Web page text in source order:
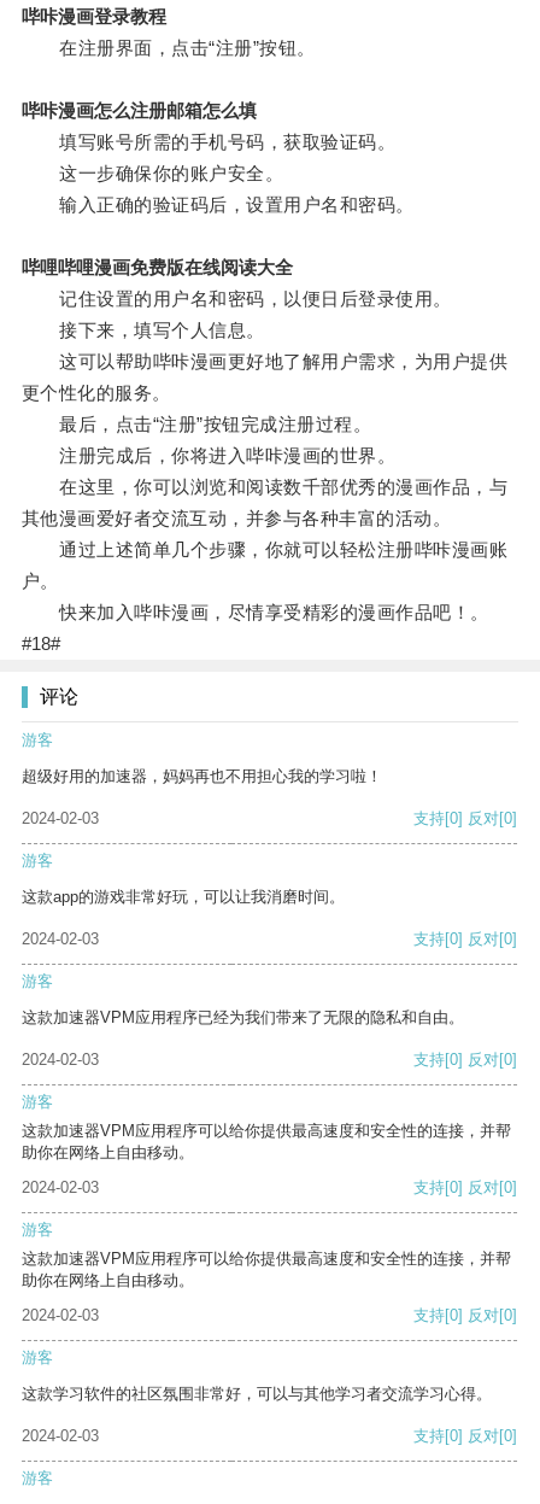
哔咔漫画登录教程
在注册界面，点击“注册”按钮。
哔咔漫画怎么注册邮箱怎么填
填写账号所需的手机号码，获取验证码。
这一步确保你的账户安全。
输入正确的验证码后，设置用户名和密码。
哔哩哔哩漫画免费版在线阅读大全
记住设置的用户名和密码，以便日后登录使用。
接下来，填写个人信息。
这可以帮助哔咔漫画更好地了解用户需求，为用户提供
更个性化的服务。
最后，点击“注册”按钮完成注册过程。
注册完成后，你将进入哔咔漫画的世界。
在这里，你可以浏览和阅读数千部优秀的漫画作品，与
其他漫画爱好者交流互动，并参与各种丰富的活动。
通过上述简单几个步骤，你就可以轻松注册哔咔漫画账
户。
快来加入哔咔漫画，尽情享受精彩的漫画作品吧！。
#18#
评论
游客
超级好用的加速器，妈妈再也不用担心我的学习啦！
2024-02-03 支持[0] 反对[0]
游客
这款app的游戏非常好玩，可以让我消磨时间。
2024-02-03 支持[0] 反对[0]
游客
这款加速器VPM应用程序已经为我们带来了无限的隐私和自由。
2024-02-03 支持[0] 反对[0]
游客
这款加速器VPM应用程序可以给你提供最高速度和安全性的连接，并帮
助你在网络上自由移动。
2024-02-03
支持[0] 反对[0]
游客
这款加速器VPM应用程序可以给你提供最高速度和安全性的连接，并帮
助你在网络上自由移动。
2024-02-03
支持[0] 反对[0]
游客
这款学习软件的社区氛围非常好，可以与其他学习者交流学习心得。
2024-02-03 支持[0] 反对[0]
游客